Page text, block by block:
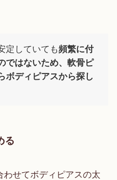
定していても頻繁に付
ではないため、軟骨ピ
ボディピアスから探し
る
わせてボディピアスの太